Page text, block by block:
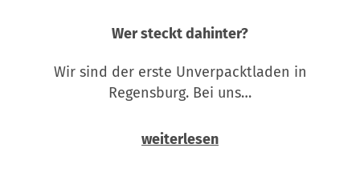
Wer steckt dahinter?
Wir sind der erste Unverpacktladen in
Regensburg. Bei uns…
weiterlesen